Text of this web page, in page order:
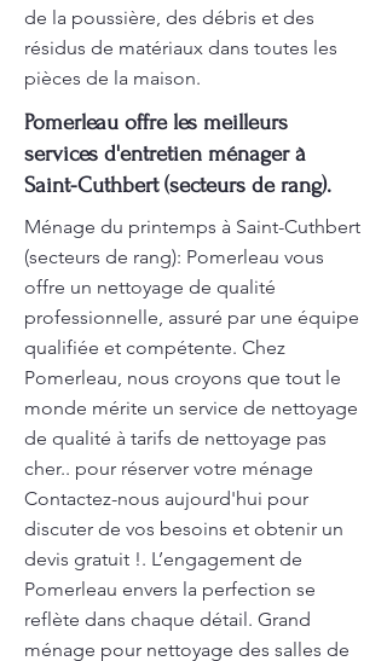
de la poussière, des débris et des
résidus de matériaux dans toutes les
pièces de la maison.
Pomerleau offre les meilleurs
services d'entretien ménager à
Saint-Cuthbert (secteurs de rang).
Ménage du printemps à Saint-Cuthbert
(secteurs de rang): Pomerleau vous
offre un nettoyage de qualité
professionnelle, assuré par une équipe
qualifiée et compétente. Chez
Pomerleau, nous croyons que tout le
monde mérite un service de nettoyage
de qualité à tarifs de nettoyage pas
cher.. pour réserver votre ménage
Contactez-nous aujourd'hui pour
discuter de vos besoins et obtenir un
devis gratuit !. L’engagement de
Pomerleau envers la perfection se
reflète dans chaque détail. Grand
ménage pour nettoyage des salles de